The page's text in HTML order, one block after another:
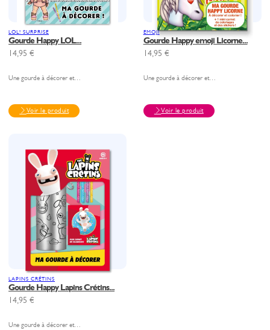
LOL! SURPRISE
Gourde Happy LOL...
14,95€
Une gourde à décorer et…
Voir le produit
EMOJI
Gourde Happy emoji Licorne...
14,95 €
Une gourde à décorer et…
Voir le produit
LAPINS CRÉTINS
Gourde Happy Lapins Crétins...
14,95€
Une gourde à décorer et…